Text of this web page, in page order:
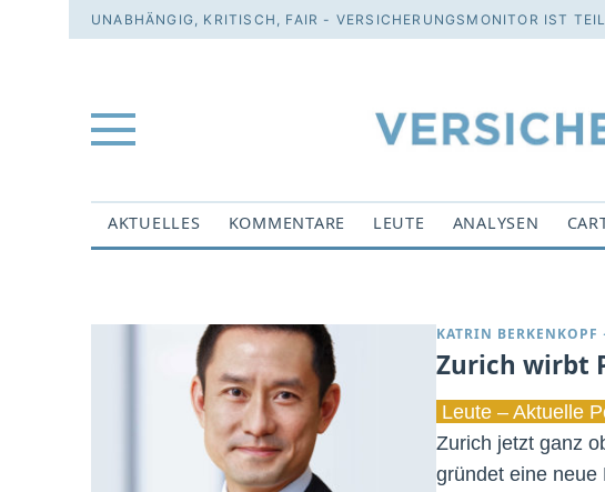
UNABHÄNGIG, KRITISCH, FAIR - VERSICHERUNGSMONITOR IST
AKTUELLES KOMMENTARE LEUTE ANALYSEN
KATRIN BERKENKOPF ·
Zurich wirbt
Leute – Aktuelle
Zurich jetzt ganz
gründet eine neue